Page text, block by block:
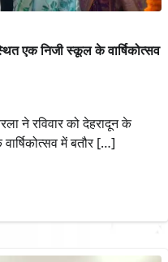
एक निजी स्कूल के वार्षिकोत्सव
ने रविवार को देहरादून के
में बतौर […]